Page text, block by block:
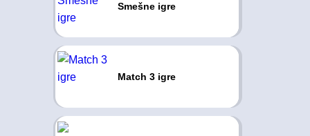
Smešne igre
Match 3 igre